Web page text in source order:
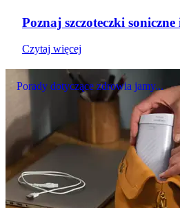
Poznaj szczoteczki
Czytaj więcej
Porady dotyczące zdrowia jamy...